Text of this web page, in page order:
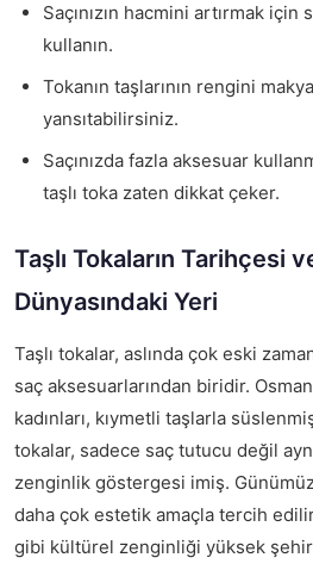
Saçınızın hacmini artırmak
kullanın.
Tokanın taşlarının rengini
yansıtabilirsiniz.
Saçınızda fazla aksesuar
taşlı toka zaten dikkat çeker.
Taşlı Tokaların Tarihçesi
Dünyasındaki Yeri
Taşlı tokalar, aslında çok eski
saç aksesuarlarından biridir.
kadınları, kıymetli taşlarla
tokalar, sadece saç tutucu değil
zenginlik göstergesi imiş.
daha çok estetik amaçla tercih
gibi kültürel zenginliği yüksek